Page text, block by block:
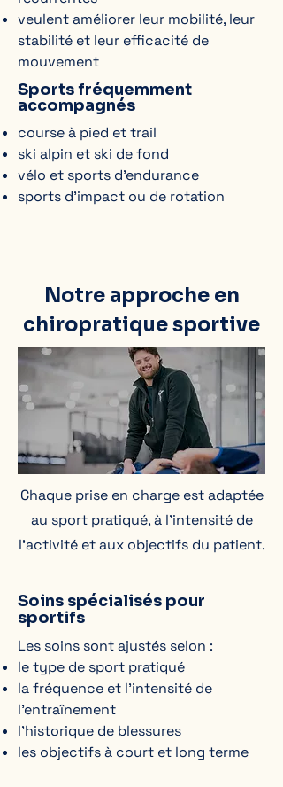
veulent améliorer leur mobilité, leur
stabilité et leur efficacité de
mouvement
Sports fréquemment
accompagnés
course à pied et trail
ski alpin et ski de fond
vélo et sports d’endurance
sports d’impact ou de rotation
Notre approche en
chiropratique sportive
Chaque prise en charge est adaptée
au sport pratiqué, à l’intensité de
l’activité et aux objectifs du patient.
Soins spécialisés pour
sportifs
Les soins sont ajustés selon :
le type de sport pratiqué
la fréquence et l’intensité de
l’entraînement
l’historique de blessures
les objectifs à court et long terme